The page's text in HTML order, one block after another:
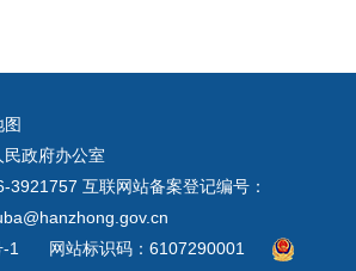
图
政府办公室
3921757 互联网站备案登记编号：
1
网站标识码：6107290001